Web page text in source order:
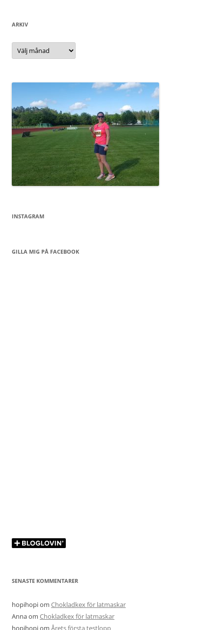
ARKIV
Arkiv
INSTAGRAM
GILLA MIG PÅ FACEBOOK
SENASTE KOMMENTARER
hopihopiom Chokladkex för latmaskar
Annaom Chokladkex för latmaskar
hopihopiom Årets första testlopp